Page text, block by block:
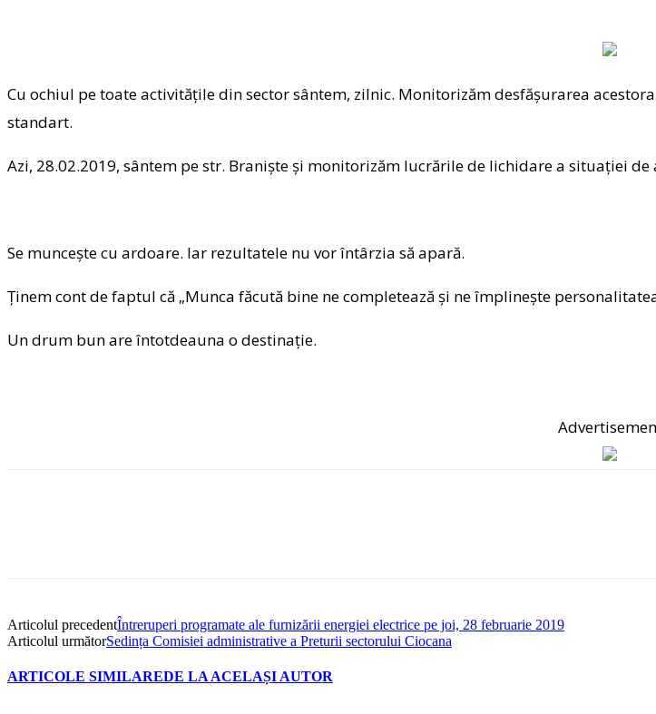
Cu ochiul pe toate activitățile din sector sântem, zilnic. Monitorizăm desfășurarea
standart.
Azi, 28.02.2019, sântem pe str. Braniște și monitorizăm lucrările de lichidare a situației
Se muncește cu ardoare. Iar rezultatele nu vor întârzia să apară.
Ținem cont de faptul că „Munca făcută bine ne completează și ne împlinește
Un drum bun are întotdeauna o destinație.
Articolul precedentÎntreruperi programate ale furnizării energiei electrice pe joi, 28 februarie 2019
Articolul următorSedința Comisiei administrative a Preturii sectorului Ciocana
ARTICOLE SIMILAREDE LA ACELAȘI AUTOR